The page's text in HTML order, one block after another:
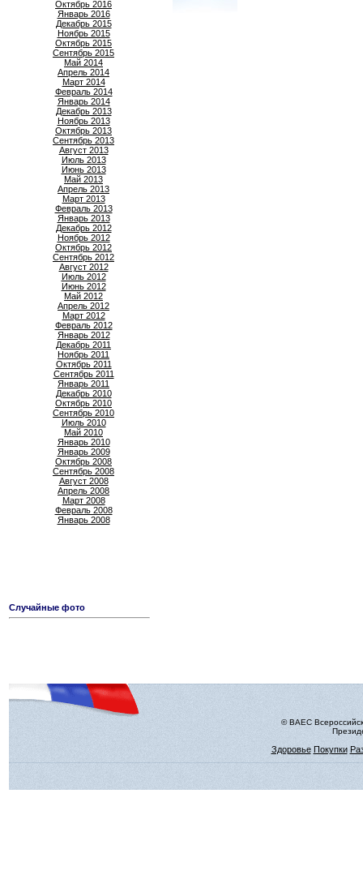
Октябрь 2016
Январь 2016
Декабрь 2015
Ноябрь 2015
Октябрь 2015
Сентябрь 2015
Май 2014
Апрель 2014
Март 2014
Февраль 2014
Январь 2014
Декабрь 2013
Ноябрь 2013
Октябрь 2013
Сентябрь 2013
Август 2013
Июль 2013
Июнь 2013
Май 2013
Апрель 2013
Март 2013
Февраль 2013
Январь 2013
Декабрь 2012
Ноябрь 2012
Октябрь 2012
Сентябрь 2012
Август 2012
Июль 2012
Июнь 2012
Май 2012
Апрель 2012
Март 2012
Февраль 2012
Январь 2012
Декабрь 2011
Ноябрь 2011
Октябрь 2011
Сентябрь 2011
Январь 2011
Декабрь 2010
Октябрь 2010
Сентябрь 2010
Июль 2010
Май 2010
Январь 2010
Январь 2009
Октябрь 2008
Сентябрь 2008
Август 2008
Апрель 2008
Март 2008
Февраль 2008
Январь 2008
Случайные фото
© ВАЕС
Здоровье Покупки